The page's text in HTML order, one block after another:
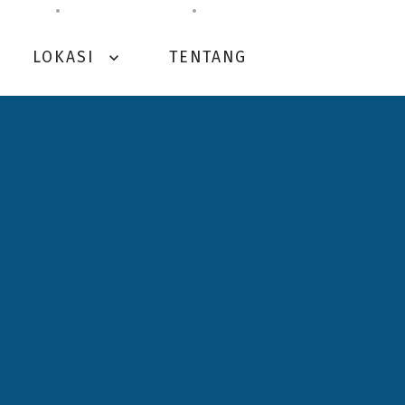
LOKASI expand_more TENTANG